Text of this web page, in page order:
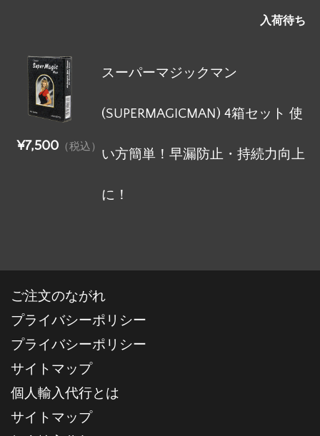
入荷待ち
スーパーマジックマン
(SUPERMAGICMAN) 4箱セット 使
い方簡単！早漏防止・持続力向上
に！
¥7,500 （税込）
ご注文のながれ
プライバシーポリシー
プライバシーポリシー
サイトマップ
個人輸入代行とは
サイトマップ